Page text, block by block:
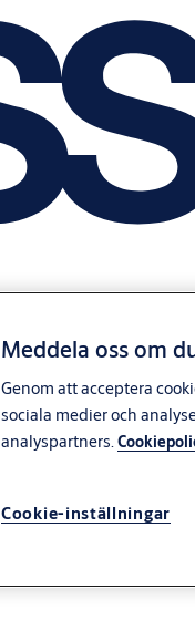
Meddela oss om
Genom att acceptera
sociala medier och
analyspartners.
Cookie-inställningar